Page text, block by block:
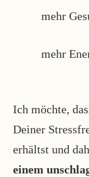
mehr
mehr
Ich möchte,
Deiner
erhältst und
einem